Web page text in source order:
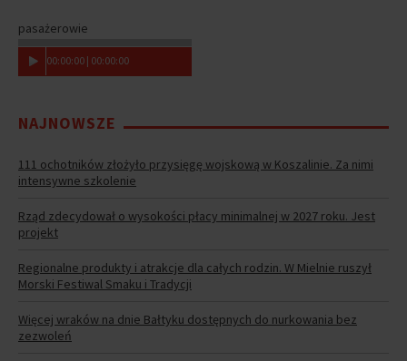
pasażerowie
00:00:00 | 00:00:00
NAJNOWSZE
111 ochotników złożyło przysięgę wojskową w Koszalinie. Za nimi
intensywne szkolenie
Rząd zdecydował o wysokości płacy minimalnej w 2027 roku. Jest
projekt
Regionalne produkty i atrakcje dla całych rodzin. W Mielnie ruszył
Morski Festiwal Smaku i Tradycji
Więcej wraków na dnie Bałtyku dostępnych do nurkowania bez
zezwoleń